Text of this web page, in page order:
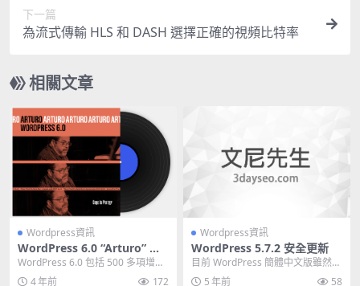
下一篇
為流式傳輸 HLS 和 DASH 選擇正確的視頻比特率
相關文章
Wordpress資訊
WordPress 6.0 “Arturo” 發
布
WordPress 6.0 包括 500 多項增強
功能，后臺更新說明居然說修復4...
4 年前 172
Wordpress資訊
WordPress 5.7.2 安全更新
目前 WordPress 簡體中文版雖然實
現了同期發布，就是所謂不需要人
5 年前 58